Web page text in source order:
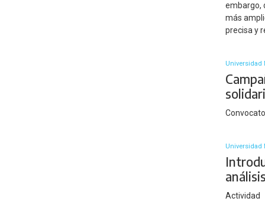
embargo,
más
precisa y
Universidad
Universidad
Actividad